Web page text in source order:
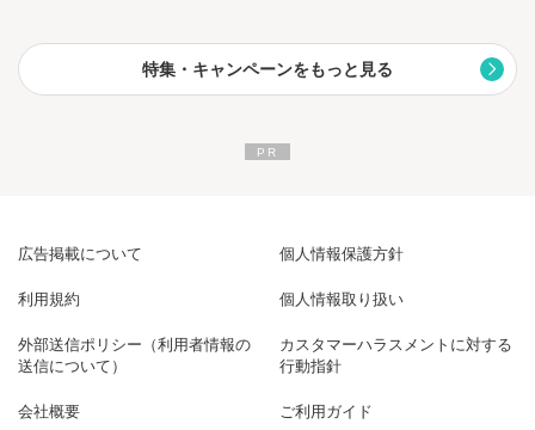
特集・キャンペーンをもっと見る
広告掲載について 個人情報保護方針
利用規約 個人情報取り扱い
外部送信ポリシー（利用者情報の
送信について）
カスタマーハラスメントに対する
行動指針
会社概要 ご利用ガイド